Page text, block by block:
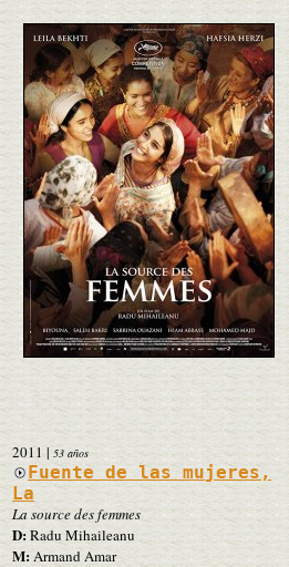
2011| 53 años
Fuente de las mujeres,
La
La source des femmes
D:Radu Mihaileanu
M: Armand Amar